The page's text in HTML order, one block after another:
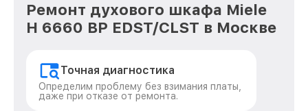
Ремонт духового шкафа Miele
H 6660 BP EDST/CLST в Москве
Точная диагностика
Определим проблему без взимания платы,
даже при отказе от ремонта.